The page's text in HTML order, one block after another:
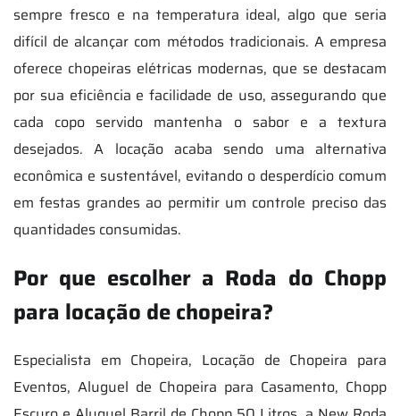
sempre fresco e na temperatura ideal, algo que seria
difícil de alcançar com métodos tradicionais. A empresa
oferece chopeiras elétricas modernas, que se destacam
por sua eficiência e facilidade de uso, assegurando que
cada copo servido mantenha o sabor e a textura
desejados. A locação acaba sendo uma alternativa
econômica e sustentável, evitando o desperdício comum
em festas grandes ao permitir um controle preciso das
quantidades consumidas.
Por que escolher a Roda do Chopp
para locação de chopeira?
Especialista em Chopeira, Locação de Chopeira para
Eventos, Aluguel de Chopeira para Casamento, Chopp